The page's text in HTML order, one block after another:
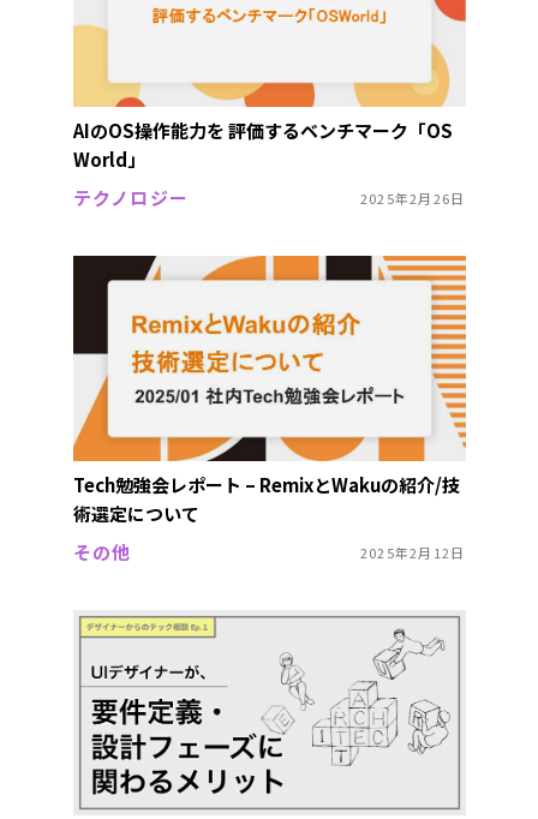
AIのOS操作能力を 評価するベンチマーク「OS
World」
テクノロジー
2025年2月26日
Tech勉強会レポート – RemixとWakuの紹介/技
術選定について
その他
2025年2月12日